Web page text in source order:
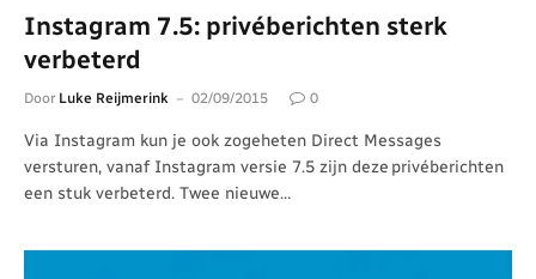
Instagram 7.5: privéberichten sterk
verbeterd
Door Luke Reijmerink 02/09/2015 0
Via Instagram kun je ook zogeheten Direct Messages
versturen, vanaf Instagram versie 7.5 zijn deze privéberichten
een stuk verbeterd. Twee nieuwe…